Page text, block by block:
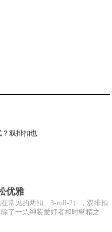
优雅
常见的两扣、3-roll-2），双排扣
了一票绅装爱好者和时髦精之